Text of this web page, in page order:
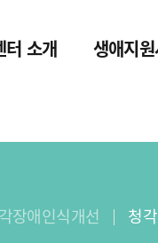
터 소개 생애지
장애인식개선 청